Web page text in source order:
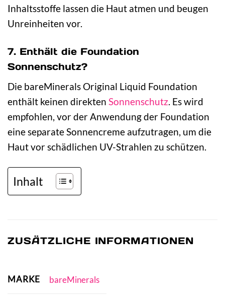
Inhaltsstoffe lassen die Haut atmen und beugen
Unreinheiten vor.
7. Enthält die Foundation
Sonnenschutz?
Die bareMinerals Original Liquid Foundation
enthält keinen direkten Sonnenschutz. Es wird
empfohlen, vor der Anwendung der Foundation
eine separate Sonnencreme aufzutragen, um die
Haut vor schädlichen UV-Strahlen zu schützen.
Inhalt
ZUSÄTZLICHE INFORMATIONEN
MARKE bareMinerals